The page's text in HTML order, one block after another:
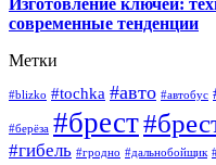
современные тенденции
Метки
#blizko #tochka #авто #автобус
#берёза #брест
#гибель #гродно #дальнобойщик